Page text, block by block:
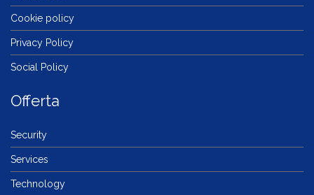
Cookie policy
Privacy Policy
Social Policy
Offerta
Security
Services
Technology